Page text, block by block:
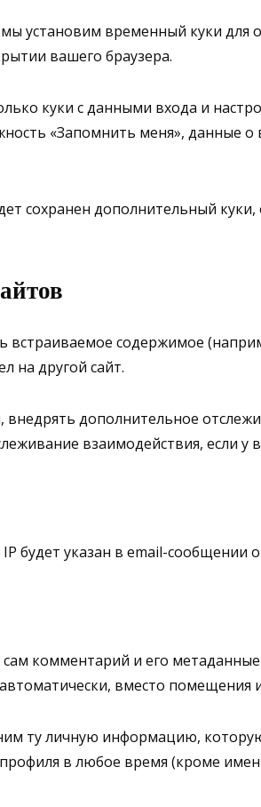
мы установим временный куки
вашего браузера.
куки с данными входа и
«Запомнить меня», данные о
сохранен дополнительный
встраиваемое содержимое
на другой сайт.
внедрять дополнительное
взаимодействия, если у
будет указан в email-сообщении о
комментарий и его
вместо помещения
ту личную информацию,
в любое время (кроме